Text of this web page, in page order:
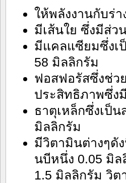
ให้พลังงานกับร่
มีเส้นใย ซึ่งมีส่ว
มีแคลแซียมซึ่งเ
58 มิลลิกรัม
ฟอสฟอรัสซึ่งช่ว
ประสิทธิภาพซึ่ง
ธาตุเหล็กซึ่งเป็
มิลลิกรัม
มีวิตามินต่างๆดั
นบีหนึ่ง 0.05 มิ
1.5 มิลลิกรัม วิ